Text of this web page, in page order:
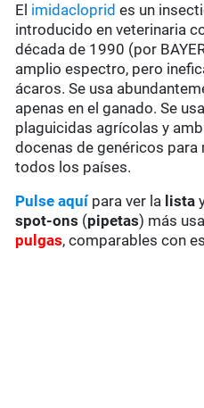
El imidacloprid es un
introducido en veterinaria
década de 1990 (por
amplio espectro, pero
ácaros. Se usa
apenas en el ganado. Se
plaguicidas agrícolas y
docenas de genéricos para
todos los países.
Pulse aquípara ver la lista
spot-ons (pipetas) más
pulgas, comparables con